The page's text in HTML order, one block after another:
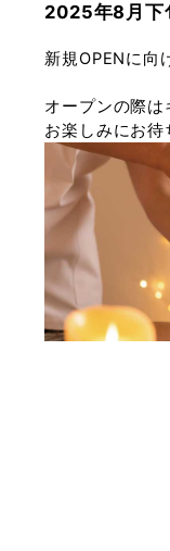
2025年8月下
新規OPENに向
オープンの際
お楽しみにお待